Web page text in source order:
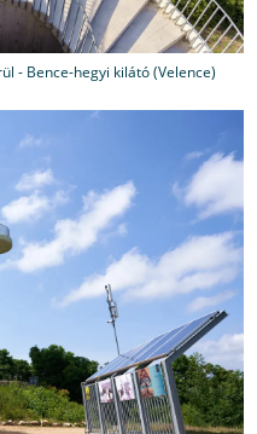
- Bence-hegyi kilátó (Velence)